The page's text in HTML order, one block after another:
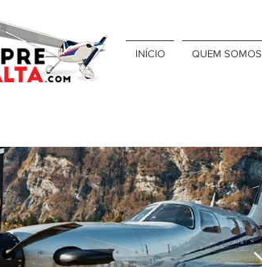
INÍCIO QUEM SOMOS